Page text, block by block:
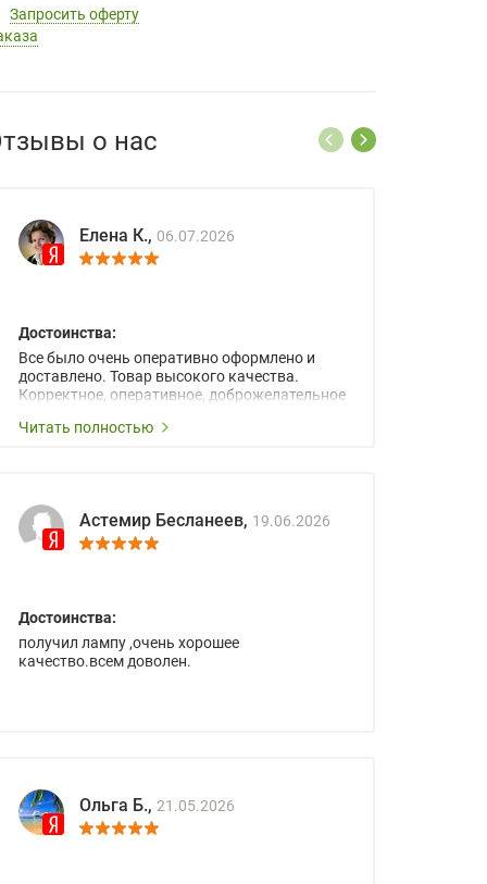
Запросить оферту
о нас
Елена К., 06.07.2026
Достоинства:
Все было очень оперативно оформлено и
доставлено. Товар высокого качества.
Корректное, оперативное, доброжелательное
Читать полностью
Астемир Бесланеев, 19.06.2026
Достоинства:
получил лампу ,очень хорошее
качество.всем доволен.
Ольга Б., 21.05.2026